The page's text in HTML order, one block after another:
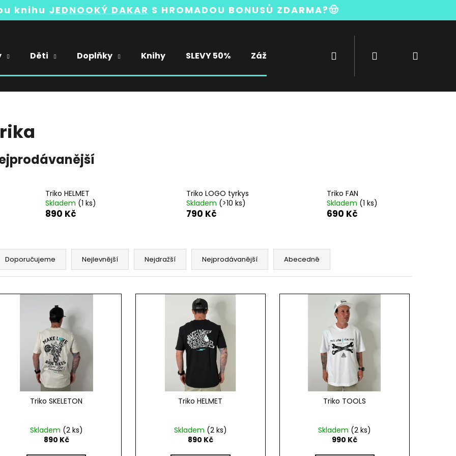
knihu JEDNOOKÝ DAKAR S HROMADOU BONUSŮ ZDARMA?🤠
Děti Doplňky Knihy SLEVY 50% Zážitky Bambusová kolekcePřihlášení
košík
Triko HELMET
Skladem (1 ks)
890 Kč
Triko LOGO tyrkys
Skladem (>10 ks)
790 Kč
Triko FAN
Skladem (1 ks)
690 Kč
Doporučujeme Nejlevnější Nejdražší Nejprodávanější Abecedně
Triko SKELETON
Skladem (2 ks)
890 Kč
Triko HELMET
Skladem (2 ks)
890 Kč
Triko TOOLS
Skladem (2 ks)
990 Kč